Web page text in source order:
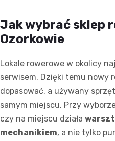
Jak wybrać sklep
Ozorkowie
Lokale rowerowe w okolicy
serwisem. Dzięki temu nowy
dopasować, a używany
samym miejscu. Przy
czy na miejscu działa
mechanikiem, a nie tylko